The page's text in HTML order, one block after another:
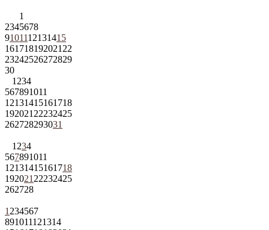
1
2345678
9101112131415
161718192021 22
23242526272829
30
1 234
567891011
12131415161718
192021 22232425
262728293031
1 234
567891011
12131415161718
192021 22232425
262728
1 234567
891011121314